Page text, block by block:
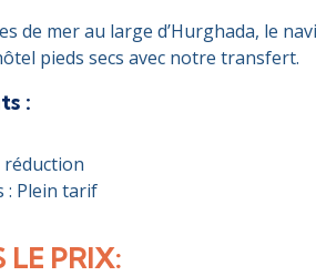
de mer au large d’Hurghada, le
pieds secs avec notre transfert.
:
réduction
: Plein tarif
LE PRIX: